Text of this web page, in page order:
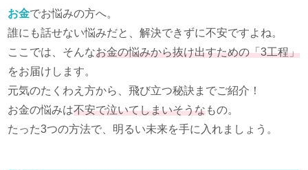
お金でお悩みの方へ。
誰にも話せない悩みだと、解決できずに不安ですよね。
ここでは、そんなお金の悩みから抜け出すための「3工程」
をお届けします。
元気のたくわえ方から、飛び立つ秘訣までご紹介！
お金の悩みは不安で泣いてしまいそうなもの。
たった3つの方法で、明るい未来を手に入れましょう。